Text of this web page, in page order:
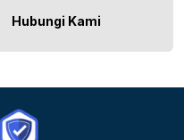
Hubungi Kami